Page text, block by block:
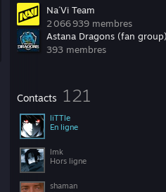
Na´Vi Team
2 066 939 membres
Astana Dragons (fan group)
393 membres
Contacts 121
liTTle
En ligne
lmk
Hors ligne
shaman